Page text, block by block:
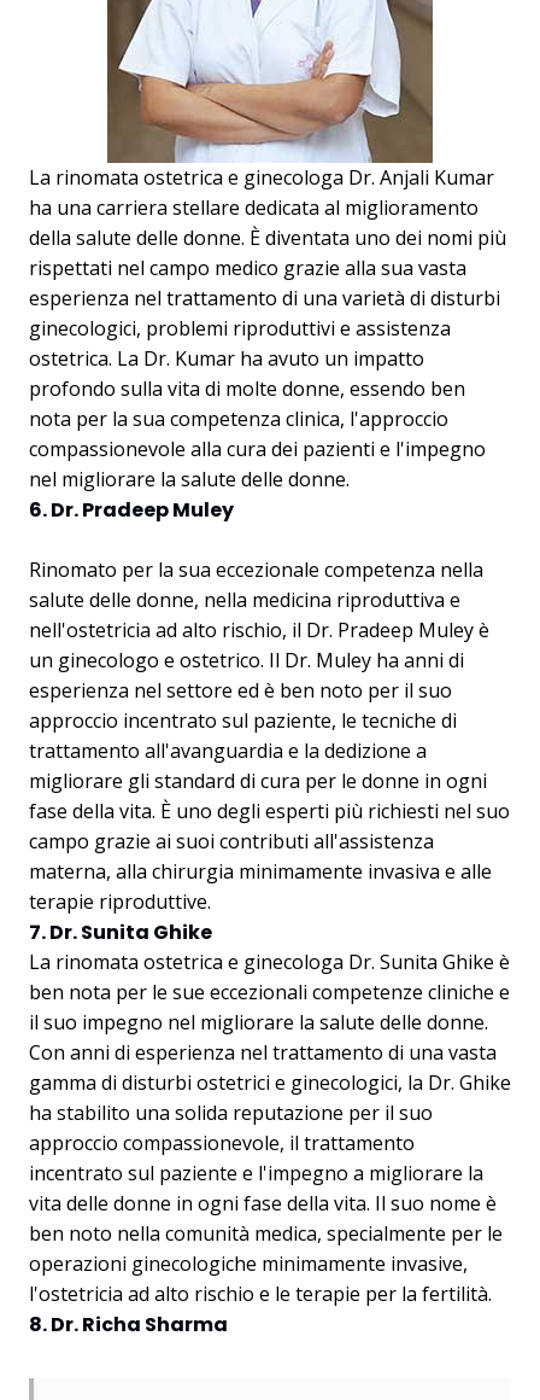
La rinomata ostetrica e ginecologa Dr. Anjali Kumar
ha una carriera stellare dedicata al miglioramento
della salute delle donne. È diventata uno dei nomi più
rispettati nel campo medico grazie alla sua vasta
esperienza nel trattamento di una varietà di disturbi
ginecologici, problemi riproduttivi e assistenza
ostetrica. La Dr. Kumar ha avuto un impatto
profondo sulla vita di molte donne, essendo ben
nota per la sua competenza clinica, l'approccio
compassionevole alla cura dei pazienti e l'impegno
nel migliorare la salute delle donne.
6. Dr. Pradeep Muley
Rinomato per la sua eccezionale competenza nella
salute delle donne, nella medicina riproduttiva e
nell'ostetricia ad alto rischio, il Dr. Pradeep Muley è
un ginecologo e ostetrico. Il Dr. Muley ha anni di
esperienza nel settore ed è ben noto per il suo
approccio incentrato sul paziente, le tecniche di
trattamento all'avanguardia e la dedizione a
migliorare gli standard di cura per le donne in ogni
fase della vita. È uno degli esperti più richiesti nel suo
campo grazie ai suoi contributi all'assistenza
materna, alla chirurgia minimamente invasiva e alle
terapie riproduttive.
7. Dr. Sunita Ghike
La rinomata ostetrica e ginecologa Dr. Sunita Ghike è
ben nota per le sue eccezionali competenze cliniche e
il suo impegno nel migliorare la salute delle donne.
Con anni di esperienza nel trattamento di una vasta
gamma di disturbi ostetrici e ginecologici, la Dr. Ghike
ha stabilito una solida reputazione per il suo
approccio compassionevole, il trattamento
incentrato sul paziente e l'impegno a migliorare la
vita delle donne in ogni fase della vita. Il suo nome è
ben noto nella comunità medica, specialmente per le
operazioni ginecologiche minimamente invasive,
l'ostetricia ad alto rischio e le terapie per la fertilità.
8. Dr. Richa Sharma